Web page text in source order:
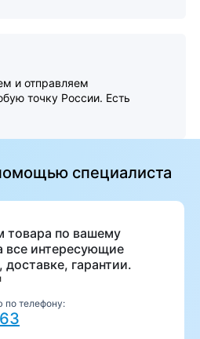
и отправляем
точку России. Есть
специалиста
товара по вашему
все интересующие
гарантии.
по телефону: